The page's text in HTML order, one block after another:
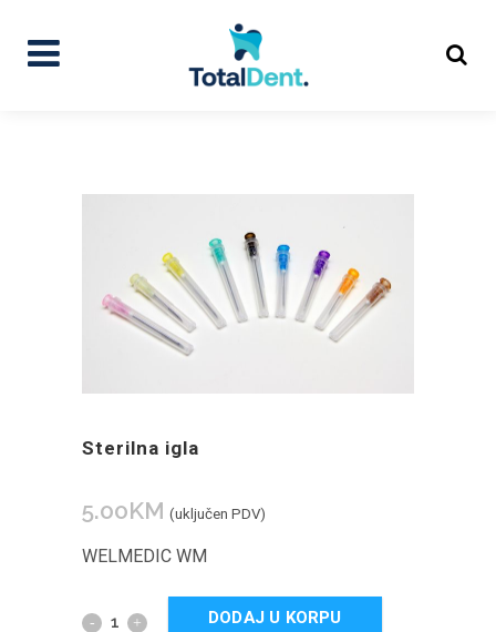
Sterilna igla
5.00KM (uključen PDV)
WELMEDIC WM
DODAJ U KORPU